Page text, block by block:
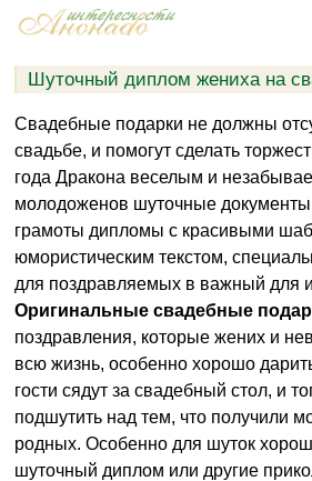
Шуточный диплом жениха на
Свадебные подарки не должны
свадьбе, и помогут сделать
года Дракона веселым и
молодоженов шуточные
грамоты дипломы с красивыми
юмористическим текстом,
для поздравляемых в важный для
Оригинальные свадебные
поздравления, которые жених и
всю жизнь, особенно хорошо
гости сядут за свадебный стол, и
подшутить над тем, что получили
родных. Особенно для шуток
шуточный диплом или другие